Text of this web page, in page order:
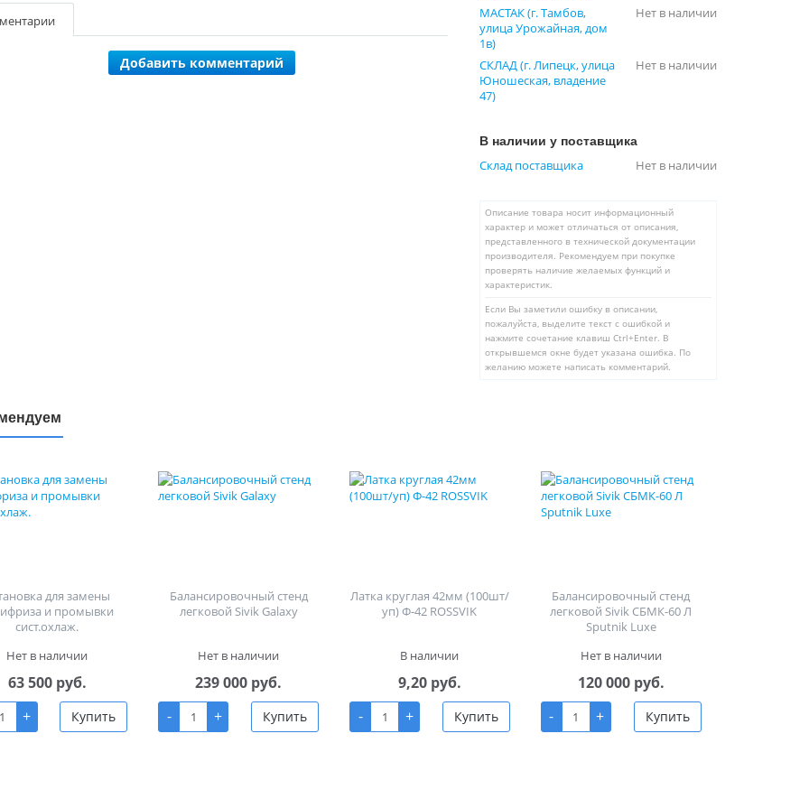
Добавить комментарий
МАСТАК (г. Тамбов,
улица Урожайная, дом
1в)
Нет в наличии
СКЛАД (г. Липецк, улица
Юношеская, владение
47)
Нет в наличии
В наличии у поставщика
Склад поставщика Нет в наличии
Описание товара носит информационный
характер и может отличаться от описания,
представленного в технической документации
производителя. Рекомендуем при покупке
проверять наличие желаемых функций и
характеристик.
Если Вы заметили ошибку в описании,
пожалуйста, выделите текст с ошибкой и
нажмите сочетание клавиш Ctrl+Enter. В
открывшемся окне будет указана ошибка. По
желанию можете написать комментарий.
для замены
и промывки
сист.охлаж.
Нет в наличии
63 500 руб.
+ Купить
Балансировочный стенд
легковой Sivik Galaxy
Нет в наличии
239 000 руб.
-
+ Купить
Латка круглая 42мм (100шт/
уп) Ф-42 ROSSVIK
В наличии
9,20 руб.
-
+ Купить
Балансировочный стенд
легковой Sivik СБМК-60 Л
Sputnik Luxe
Нет в наличии
120 000 руб.
-
+ Купить